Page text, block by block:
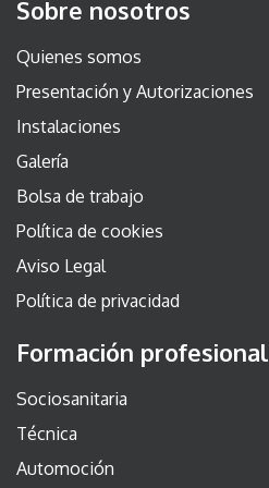
Sobre nosotros
Quienes somos
Presentación y Autorizaciones
Instalaciones
Galería
Bolsa de trabajo
Política de cookies
Aviso Legal
Política de privacidad
Formación profesional
Sociosanitaria
Técnica
Automoción